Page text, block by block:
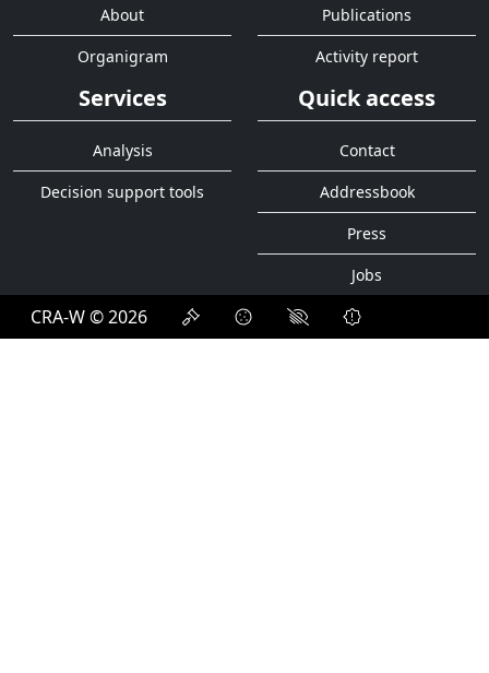
About
Organigram
Publications
Activity report
Services
Analysis
Decision support tools
Quick access
Contact
Addressbook
Press
Jobs
CRA-W © 2026